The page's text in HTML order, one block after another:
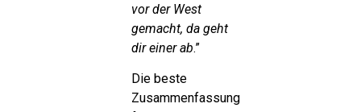
vor der West
gemacht, da geht
dir einer ab.”
Die beste
Zusammenfassung